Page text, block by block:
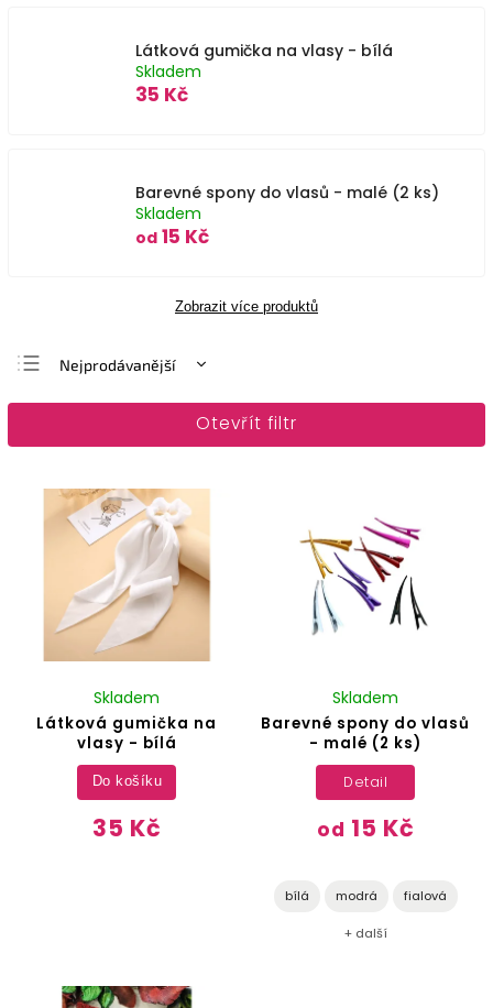
Látková gumička na vlasy - bílá
Skladem
35 Kč
Barevné spony do vlasů - malé (2 ks)
Skladem
od 15 Kč
Zobrazit více produktů
Nejprodávanější
Nejlevnější
Otevřít filtr
Látková gumička na
vlasy - bílá
Skladem
35 Kč
Do košíku
Barevné spony do vlasů
- malé (2 ks)
Skladem
od 15 Kč
Detail
bílá modrá fialová
+ další